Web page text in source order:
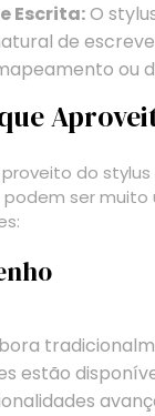
Escrita:O
de
ou
do stylus
ser muito
estão